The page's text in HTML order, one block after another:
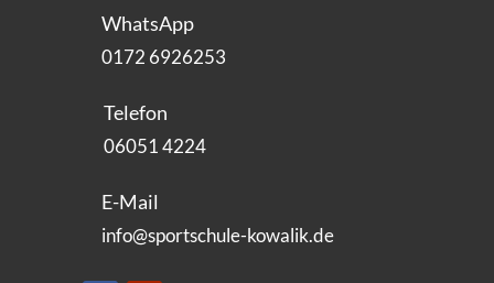
WhatsApp
0172 6926253‬
Telefon
06051 4224
E-Mail
info@sportschule-kowalik.de